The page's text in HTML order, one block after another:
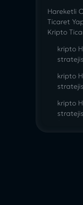
Hareketli
Ticaret
Kripto
kripto
kripto
kripto